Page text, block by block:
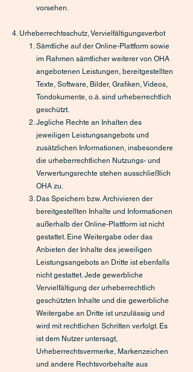
vorsehen.
4. Urheberrechtsschutz, Vervielfältigungsverbot
Sämtliche auf der Online-Plattform sowie
im Rahmen sämtlicher weiterer von OHA
angebotenen Leistungen, bereitgestellten
Texte, Software, Bilder, Grafiken, Videos,
Tondokumente, o.ä. sind urheberrechtlich
geschützt.
Jegliche Rechte an Inhalten des
jeweiligen Leistungsangebots und
zusätzlichen Informationen, insbesondere
die urheberrechtlichen Nutzungs- und
Verwertungsrechte stehen ausschließlich
OHA zu.
Das Speichern bzw. Archivieren der
bereitgestellten Inhalte und Informationen
außerhalb der Online-Plattform ist nicht
gestattet. Eine Weitergabe oder das
Anbieten der Inhalte des jeweiligen
Leistungsangebots an Dritte ist ebenfalls
nicht gestattet. Jede gewerbliche
Vervielfältigung der urheberrechtlich
geschützten Inhalte und die gewerbliche
Weitergabe an Dritte ist unzulässig und
wird mit rechtlichen Schritten verfolgt. Es
ist dem Nutzer untersagt,
Urheberrechtsvermerke, Markenzeichen
und andere Rechtsvorbehalte aus